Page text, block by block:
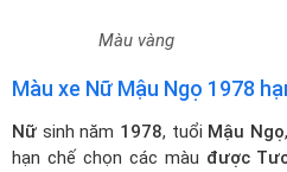
Màu vàng
Màu xe Nữ Mậu Ngọ 1978
Nữ sinh năm 1978, tuổi Mậu Ngọ
hạn chế chọn các màu được